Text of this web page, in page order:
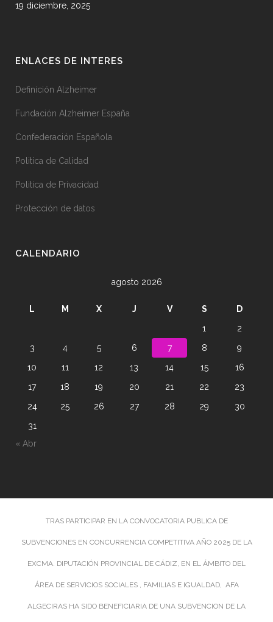
19 diciembre, 2025
ENLACES DE INTERES
Definición Alzheimer
Fundación Alzheimer España
Confederación Española
Politica de Calidad
Politica de Privacidad
Protección de datos
CALENDARIO
agosto 2026
L M X J V S
D
1
2
3
4 5 6 7 8
9
10
11 12 13 14 15
16
17
18 19 20 21 22
23
24
25 26 27 28 29
30
31
« Abr
TRAS PARTICIPAR EN LA CONVOCATORIA PUBLICA DE
SUBVENCIONES EN CONCURRENCIA COMPETITIVA AÑO 2025 DE LA
EXCMA. DIPUTACIÓN PROVINCIAL DE CÁDIZ, EN EL ÁMBITO DEL
ÁREA DE SERVICIOS SOCIALES , FAMILIAS E IGUALDAD, AFA
ALGECIRAS HA SIDO BENEFICIARIA DE UNA SUBVENCION DE LA